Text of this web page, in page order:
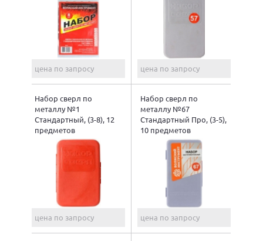
цена по запросу цена по запросу
Набор сверл по
металлу №1
Стандартный, (3-8), 12
предметов
цена по запросу
Набор сверл по
металлу №67
Стандартный Про, (3-5),
10 предметов
цена по запросу